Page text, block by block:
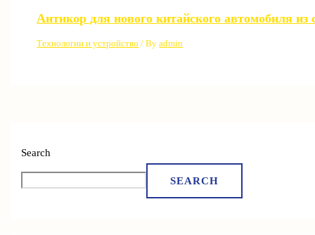
Search
SEARCH
Антикор для нового китайского автомобиля
Технологии и устройство / Byadmin